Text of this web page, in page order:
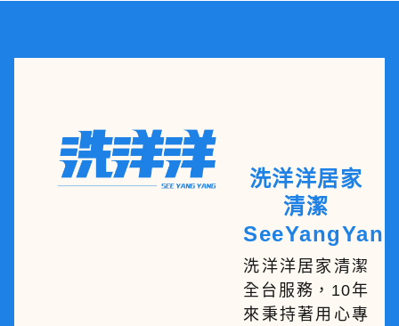
洗洋洋居家
清潔
SeeYangYang
洗洋洋居家清潔
全台服務，10年
來秉持著用心專